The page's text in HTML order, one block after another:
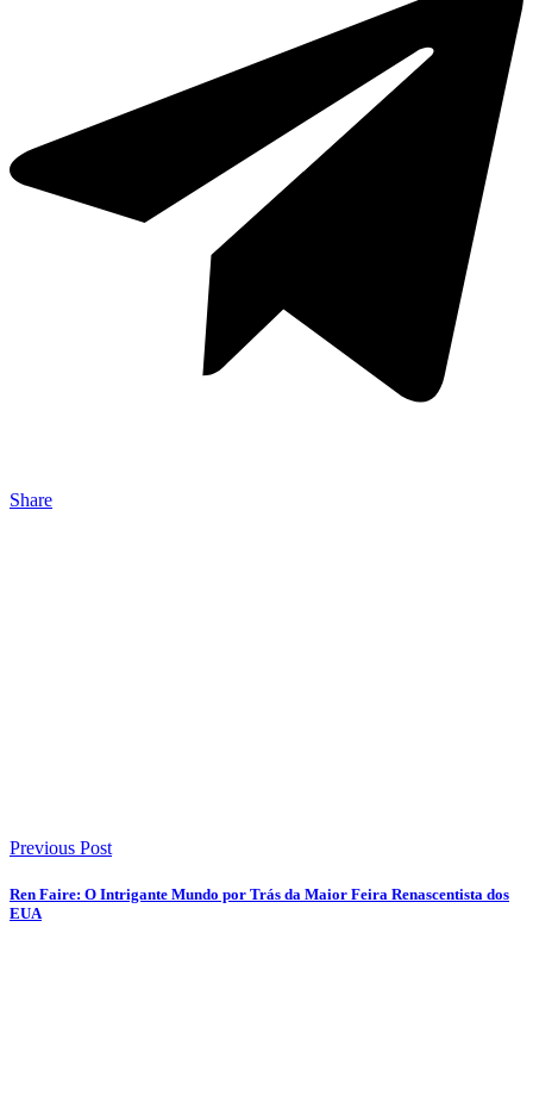
Share
Previous Post
Ren Faire: O Intrigante Mundo por Trás da Maior Feira Renascentista dos
EUA